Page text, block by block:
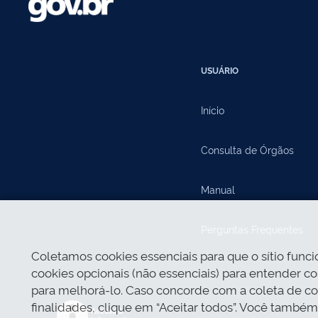
USUÁRIO
Início
Consulta de Órgãos
Manual
Coletamos cookies essenciais para que o sítio
cookies opcionais (não essenciais) para entender
para melhorá-lo. Caso concorde com a coleta de
finalidades, clique em “Aceitar todos”. Você